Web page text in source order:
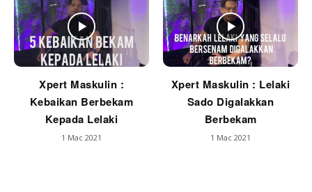
Xpert Maskulin :
Kebaikan Berbekam
Kepada Lelaki
1 Mac 2021
Xpert Maskulin : Lelaki
Sado Digalakkan
Berbekam
1 Mac 2021